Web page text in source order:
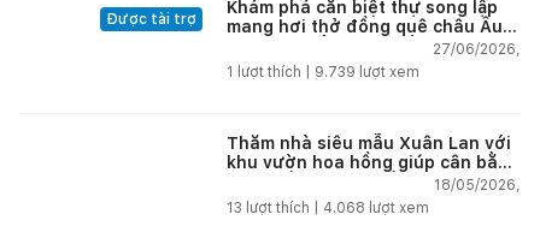
Được tài trợ
Khám phá căn biệt thự song lập
mang hơi thở đồng quê châu Âu
tại vùng biển đẹp nhất Nha Trang
27/06/2026,
1
lượt thích | 9.739 lượt xem
Thăm nhà siêu mẫu Xuân Lan với
khu vườn hoa hồng giúp cân bằng
18/05/2026,
13 lượt thích | 4.068 lượt xem